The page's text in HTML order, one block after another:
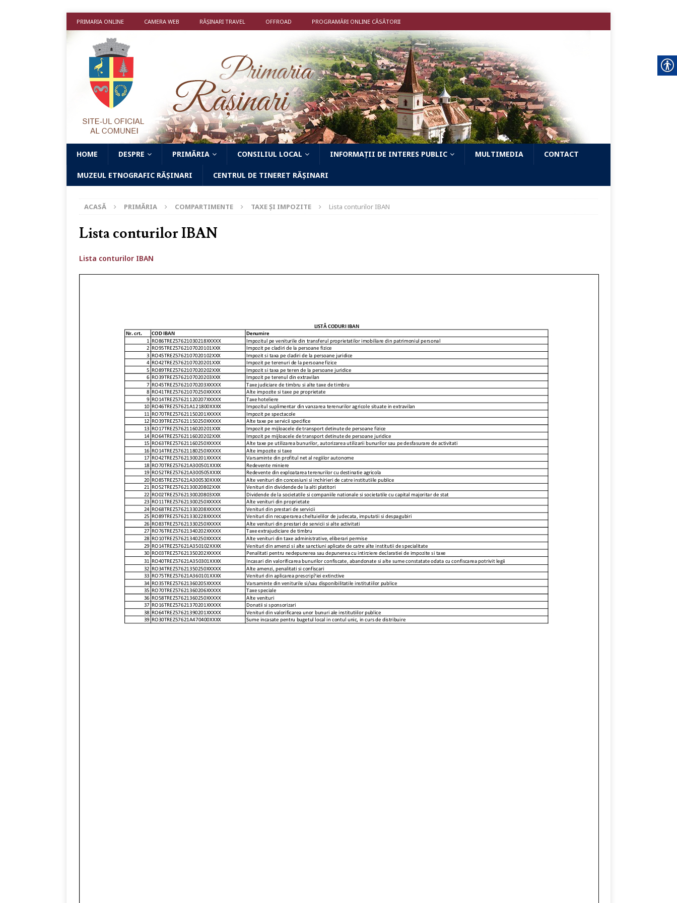
PRIMARIA ONLINE CAMERA WEB RĂȘINARI TRAVEL OFFROAD PROGRAMĂRI ONLINE CĂSĂTORII
HOME DESPRE PRIMĂRIA CONSILIUL LOCAL INFORMAȚII DE INTERES PUBLIC MULTIMEDIA CONTACT
MUZEUL ETNOGRAFIC RĂȘINARI CENTRUL DE TINERET RĂȘINARI
ACASĂ PRIMĂRIA COMPARTIMENTE TAXE ȘI IMPOZITE Lista conturilor IBAN
Lista conturilor IBAN
Lista conturilor IBAN